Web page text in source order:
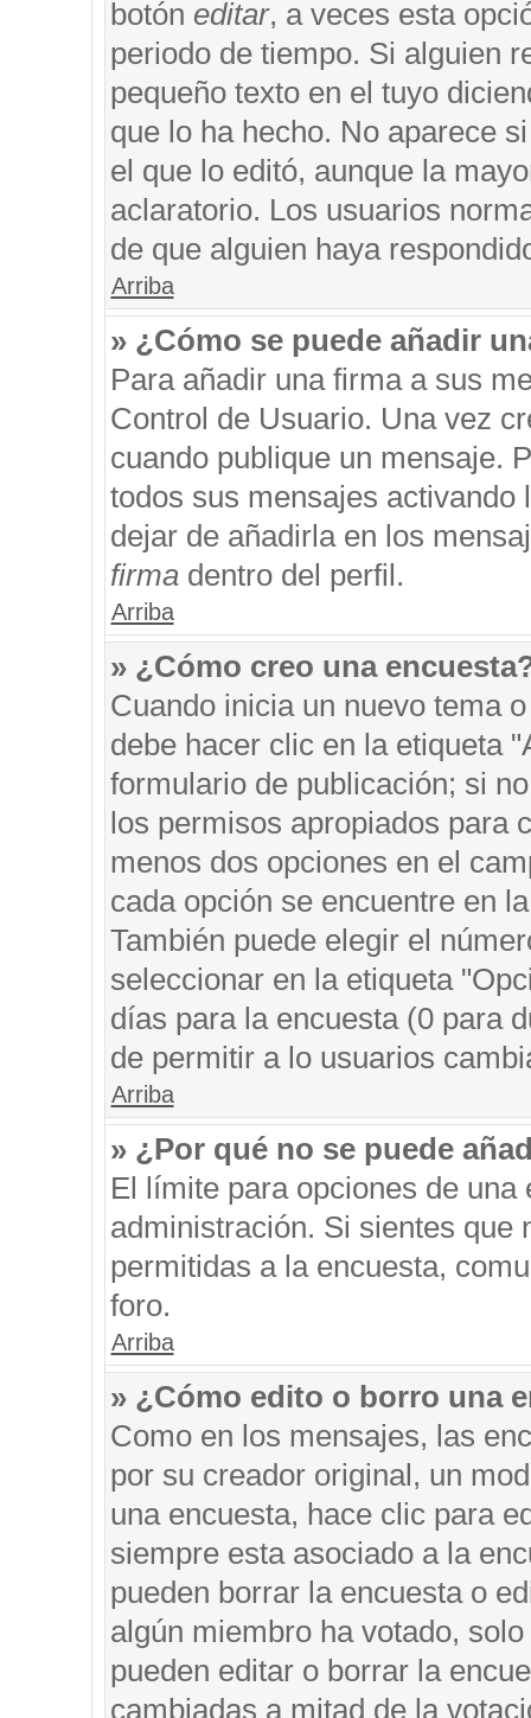
botón editar, a veces esta
periodo de tiempo. Si alguien
pequeño texto en el tuyo
que lo ha hecho. No aparece
el que lo editó, aunque la
aclaratorio. Los usuarios
de que alguien haya
Arriba
» ¿Cómo se puede añadir
Para añadir una firma a sus
Control de Usuario. Una vez
cuando publique un mensaje.
todos sus mensajes
dejar de añadirla en los
firmadentro del perfil.
Arriba
» ¿Cómo creo una
Cuando inicia un nuevo tema
debe hacer clic en la etiqueta
formulario de publicación; si
los permisos apropiados para
menos dos opciones en el
cada opción se encuentre en
También puede elegir el
seleccionar en la etiqueta
días para la encuesta (0 para
de permitir a lo usuarios
Arriba
» ¿Por qué no se puede
El límite para opciones de una
administración. Si sientes que
permitidas a la encuesta,
foro.
Arriba
» ¿Cómo edito o borro una
Como en los mensajes, las
por su creador original, un
una encuesta, hace clic para
siempre esta asociado a la
pueden borrar la encuesta o
algún miembro ha votado,
pueden editar o borrar la
cambiadas a mitad de la